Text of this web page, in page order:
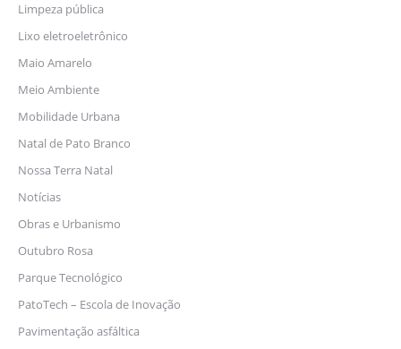
Limpeza pública
Lixo eletroeletrônico
Maio Amarelo
Meio Ambiente
Mobilidade Urbana
Natal de Pato Branco
Nossa Terra Natal
Notícias
Obras e Urbanismo
Outubro Rosa
Parque Tecnológico
PatoTech – Escola de Inovação
Pavimentação asfáltica